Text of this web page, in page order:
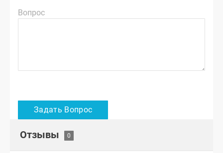
Вопрос
Отзывы